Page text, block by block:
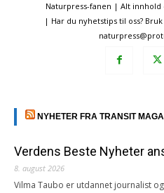
Naturpress-fanen | Alt
| Har du nyhetstips til oss?
NYHETER FRA TRANSIT
Verdens Beste Nyheter
8. august 2026
Vilma Taubo er utdannet journalist